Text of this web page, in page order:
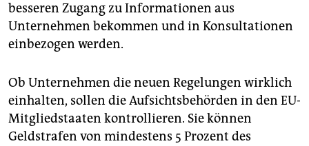
besseren Zugang zu Informationen aus
Unternehmen bekommen und in Konsultationen
einbezogen werden.
Ob Unternehmen die neuen Regelungen wirklich
einhalten, sollen die Aufsichtsbehörden in den EU-
Mitgliedstaaten kontrollieren. Sie können
Geldstrafen von mindestens 5 Prozent des